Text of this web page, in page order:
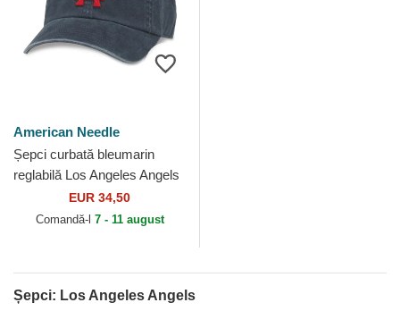
American Needle
Șepci curbată bleumarin
reglabilă Los Angeles Angels
Archive de Los Angeles
Angels MLB de...
EUR 34,50
Comandă-l 7 - 11 august
Șepci: Los Angeles Angels